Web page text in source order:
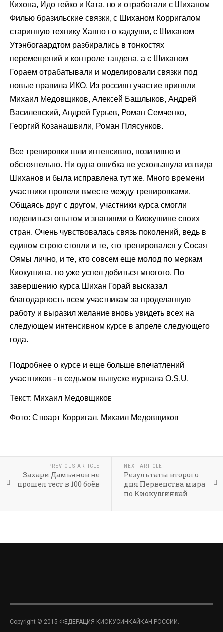
Кихона, Идо гейко и Ката, но и отработали с Шиханом
Филью бразильские связки, с Шиханом Корригалом
старинную технику Хаппо но кадзуши, с Шиханом
Утэнбогаардтом разбирались в тонкостях
перемещений и контроле тандена, а с Шиханом
Гораем отрабатывали и моделировали связки под
новые правила ИКО. Из россиян участие приняли
Михаил Медовщиков, Алексей Башлыков, Андрей
Василевский, Андрей Гурьев, Роман Семченко,
Георгий Козанашвили, Роман Плясунков.
Все тренировки шли интенсивно, позитивно и
обстоятельно. Ни одна ошибка не ускользнула из вида
Шиханов и была исправлена тут же. Много времени
участники провели вместе между тренировками.
Общаясь друг с другом, участники курса смогли
поделиться опытом и знаниями о Киокушине своих
стран. Очень чувствовалась связь поколений, ведь в
едином строю стояли и те, кто тренировался у Сосая
Оямы лично, и те, кто совсем еще молод по меркам
Киокушина, но уже успел добиться многого. По
завершению курса Шихан Горай высказал
благодарность всем участникам за проделанную
работу и выразил желание вновь увидеть всех на
следующем интенсивном курсе в апреле следующего
года.
Подробнее о курсе и еще больше впечатлений
участников - в седьмом выпуске журнала O.S.U.
Текст: Михаил Медовщиков
Фото: Стюарт Корригал, Михаил Медовщиков
PREVIOUS ARTICLE
Захари Дамьянов не
прошел тест в 100 боёв
NEXT ARTICLE
Результаты второго
дня Первенства мира
по Киокушинкай
Copyright © 2015 ФЕДЕРАЦИЯ КИОКУСИНКАЙКАН РОССИИ.